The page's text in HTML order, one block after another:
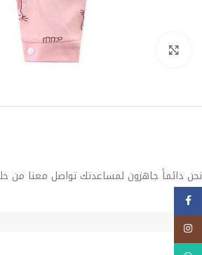
نحن دائماً جاهزون لمساعدتك تواصل معنا من